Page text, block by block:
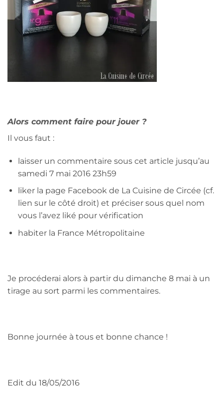
Alors comment faire pour jouer ?
Il vous faut :
laisser un commentaire sous cet article jusqu’au
samedi 7 mai 2016 23h59
liker la page Facebook de La Cuisine de Circée (cf.
lien sur le côté droit) et préciser sous quel nom
vous l’avez liké pour vérification
habiter la France Métropolitaine
Je procéderai alors à partir du dimanche 8 mai à un
tirage au sort parmi les commentaires.
Bonne journée à tous et bonne chance !
Edit du 18/05/2016